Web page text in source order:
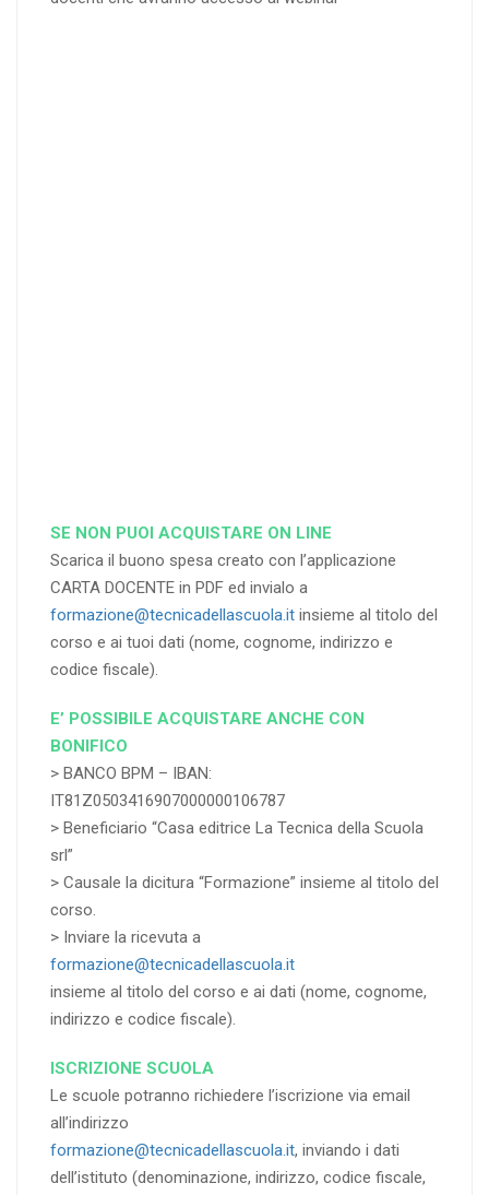
SE NON PUOI ACQUISTARE ON LINE
Scarica il buono spesa creato con l’applicazione
CARTA DOCENTE in PDF ed invialo a
formazione@tecnicadellascuola.it insieme al titolo del
corso e ai tuoi dati (nome, cognome, indirizzo e
codice fiscale).
E’ POSSIBILE ACQUISTARE ANCHE CON
BONIFICO
> BANCO BPM – IBAN:
IT81Z0503416907000000106787
> Beneficiario “Casa editrice La Tecnica della Scuola
srl”
> Causale la dicitura “Formazione” insieme al titolo del
corso.
> Inviare la ricevuta a
formazione@tecnicadellascuola.it
insieme al titolo del corso e ai dati (nome, cognome,
indirizzo e codice fiscale).
ISCRIZIONE SCUOLA
Le scuole potranno richiedere l’iscrizione via email
all’indirizzo
formazione@tecnicadellascuola.it, inviando i dati
dell’istituto (denominazione, indirizzo, codice fiscale,